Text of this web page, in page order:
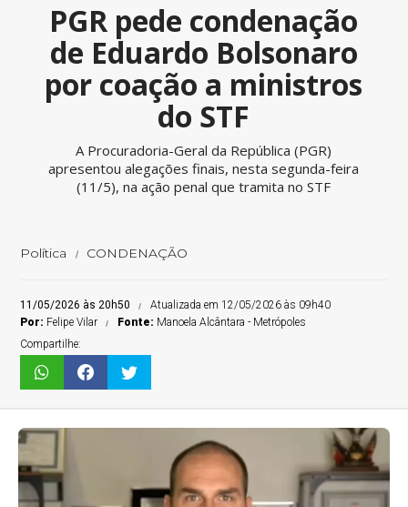
PGR pede condenação
de Eduardo Bolsonaro
por coação a ministros
do STF
A Procuradoria-Geral da República (PGR)
apresentou alegações finais, nesta segunda-feira
(11/5), na ação penal que tramita no STF
Política CONDENAÇÃO
11/05/2026 às 20h50
Atualizada em 12/05/2026 às 09h40
Por: Felipe Vilar Fonte: Manoela Alcântara - Metrópoles
Compartilhe: